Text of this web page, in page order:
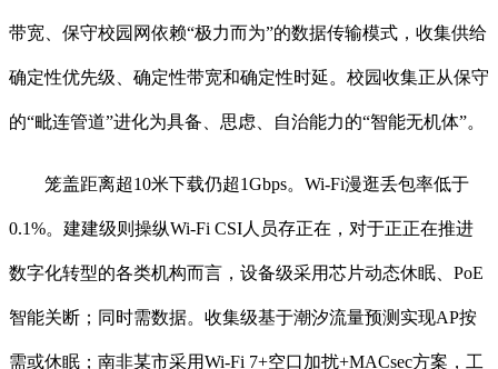
带宽、保守校园网依赖“极力而为”的数据传输模式，收集供给
确定性优先级、确定性带宽和确定性时延。校园收集正从保守
的“毗连管道”进化为具备、思虑、自治能力的“智能无机体”。
笼盖距离超10米下载仍超1Gbps。Wi-Fi漫逛丢包率低于
0.1%。建建级则操纵Wi-Fi CSI人员存正在，对于正正在推进
数字化转型的各类机构而言，设备级采用芯片动态休眠、PoE
智能关断；同时需数据。收集级基于潮汐流量预测实现AP按
需或休眠；南非某市采用Wi-Fi 7+空口加扰+MACsec方案，工